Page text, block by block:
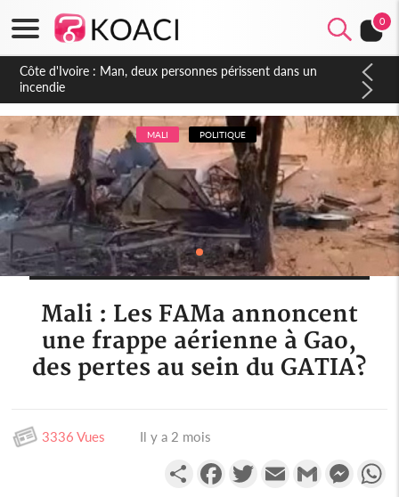
0
Côte d'Ivoire : Séileu, la célébration de la fête nationale
transformée en vaste campagne contre les produits
dépigmentants dangereux
MALI POLITIQUE
Mali : Les FAMa annoncent
une frappe aérienne à Gao,
des pertes au sein du GATIA?
3336 Vues Il y a 2 mois
PartagerFacebookTwitterEmail Gmail